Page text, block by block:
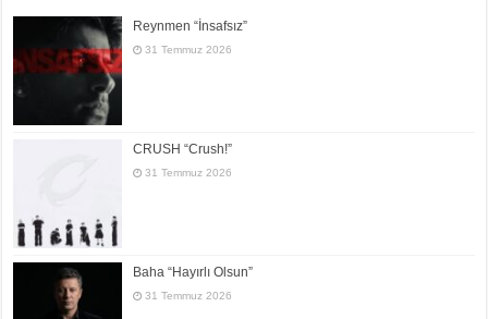
Reynmen “İnsafsız”
31 Temmuz 2026
CRUSH “Crush!”
31 Temmuz 2026
Baha “Hayırlı Olsun”
31 Temmuz 2026